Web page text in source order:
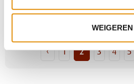
WEIGEREN
Brand in crisisunit STEVIG -
‹ 1 2 3 4 5